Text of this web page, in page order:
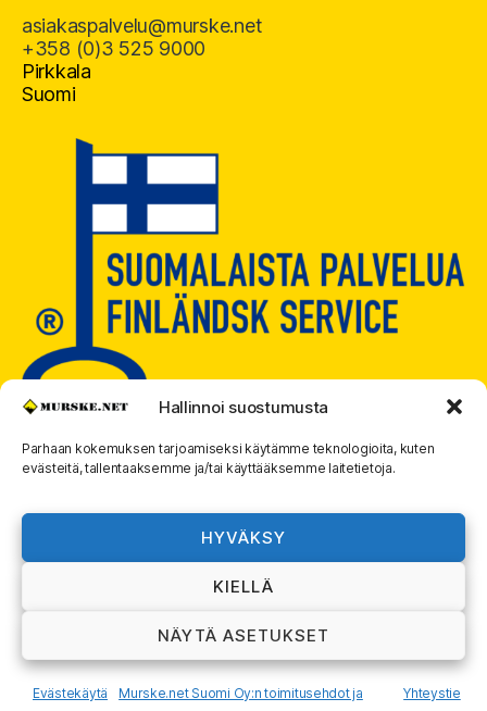
Hallinnoi suostumusta
Parhaan kokemuksen tarjoamiseksi käytämme teknologioita, kuten
evästeitä, tallentaaksemme ja/tai käyttääksemme laitetietoja.
HYVÄKSY
KIELLÄ
NÄYTÄ ASETUKSET
Evästekäytä Murske.net Suomi Oy:n toimitusehdot ja Yhteystie
asiakaspalvelu@murske.net
+358 (0)3 525 9000
Pirkkala
Suomi
Murske.net Suomi Oy:n toimitusehdot ja